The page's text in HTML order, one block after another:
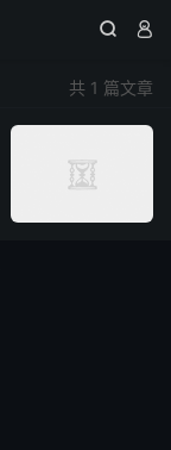
 
共 1 篇文章